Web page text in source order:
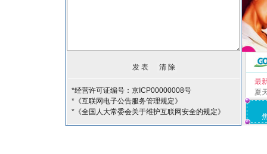
*经营许可证编号：京ICP00000008号
*《互联网电子公告服务管理规定》
*《全国人大常委会关于维护互联网安全的规定》
最
夏